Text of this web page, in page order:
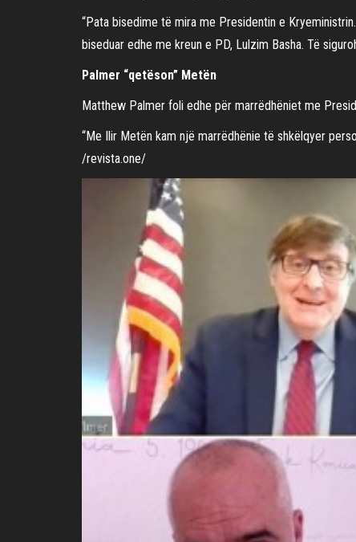
“Pata bisedime të mira me Presidentin e
biseduar edhe me kreun e PD, Lulzim Basha. Të
Palmer “qetëson” Metën
Matthew Palmer foli edhe për marrëdhëniet me
“Me Ilir Metën kam një marrëdhënie të shkëlqyer
/revista.one/